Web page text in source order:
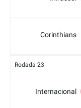
Corinthians
Rodada 23
Internacional